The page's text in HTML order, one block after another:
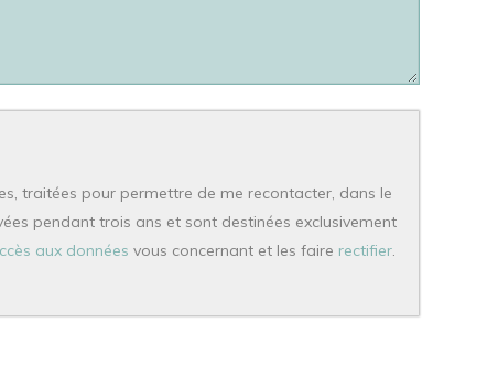
traitées pour permettre de me recontacter, dans le
pendant trois ans et sont destinées exclusivement
aux données vous concernant et les faire rectifier.